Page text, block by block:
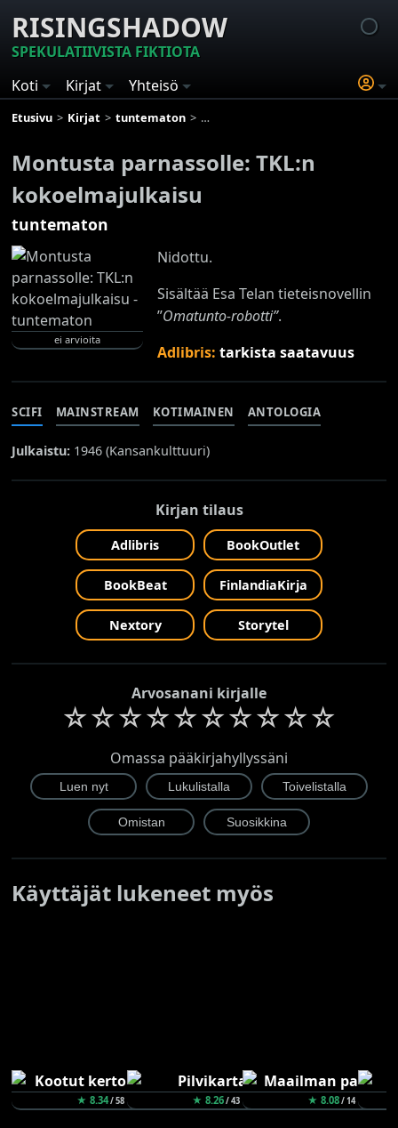
RISINGSHADOW
SPEKULATIIVISTA FIKTIOTA
Koti
Kirjat Yhteisö
Etusivu Kirjat tuntematon Montusta parnassolle: TKL:n
Montusta parnassolle: TKL:n
kokoelmajulkaisu
tuntematon
ei arvioita
Nidottu.
Sisältää Esa Telan tieteisnovellin
”Omatunto-robotti”.
Adlibris: tarkista saatavuus
SCIFI MAINSTREAM KOTIMAINEN ANTOLOGIA
Julkaistu: 1946 (Kansankulttuuri)
Kirjan tilaus
Adlibris BookOutlet
BookBeat FinlandiaKirja
Nextory Storytel
Arvosanani kirjalle
☆☆☆☆☆☆☆☆☆☆
Omassa pääkirjahyllyssäni
Käyttäjät lukeneet myös
★ 8.34/ 58 ★ 8.26/ 43 ★ 8.08/ 14